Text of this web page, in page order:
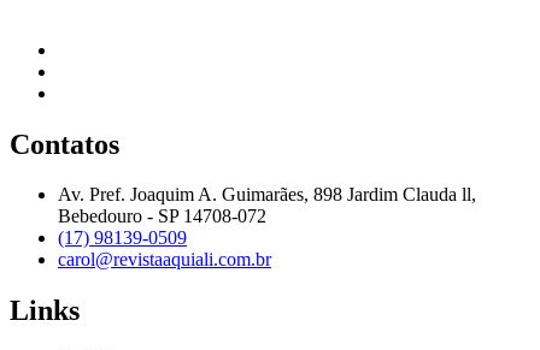
Contatos
Av. Pref. Joaquim A. Guimarães, 898 Jardim Clauda ll,
Bebedouro - SP 14708-072
(17) 98139-0509
carol@revistaaquiali.com.br
Links